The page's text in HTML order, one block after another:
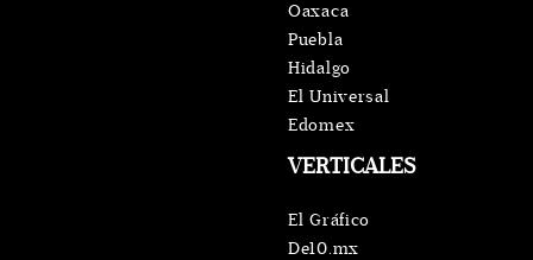
VERTICALES
El Gráfico
De10.mx
Oaxaca
Puebla
Hidalgo
El Universal
Edomex